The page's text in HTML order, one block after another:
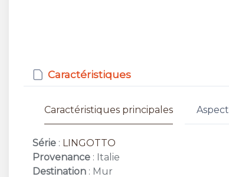
Caractéristiques
Caractéristiques principales Aspect
Série : LINGOTTO
Provenance : Italie
Destination : Mur